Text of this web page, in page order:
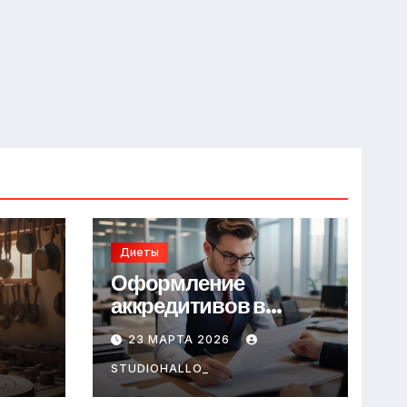
Диеты
Оформление
аккредитивов в
международной
торговле
23 МАРТА 2026
STUDIOHALLO_